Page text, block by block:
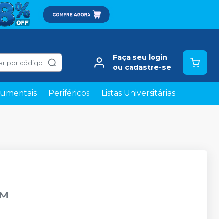
por código
Faça seu login
ou cadastre-se
Periféricos Listas Universitárias